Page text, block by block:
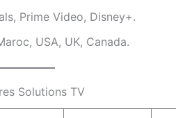
Prime Video, Disney+.
USA, UK, Canada.
Solutions TV